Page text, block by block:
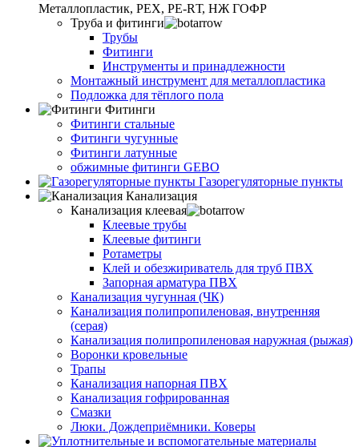
Металлопластик, РЕХ, РЕ-RТ, НЖ ГОФР
Труба и фитинги
Трубы
Фитинги
Инструменты и принадлежности
Монтажный инструмент для металлопластика
Подложка для тёплого пола
Фитинги
Фитинги стальные
Фитинги чугунные
Фитинги латунные
обжимные фитинги GEBO
Газорегуляторные пункты
Канализация
Канализация клеевая
Клеевые трубы
Клеевые фитинги
Ротаметры
Клей и обезжириватель для труб ПВХ
Запорная арматура ПВХ
Канализация чугунная (ЧК)
Канализация полипропиленовая, внутренняя
(серая)
Канализация полипропиленовая наружная (рыжая)
Воронки кровельные
Трапы
Канализация напорная ПВХ
Канализация гофрированная
Смазки
Люки. Дождеприёмники. Коверы